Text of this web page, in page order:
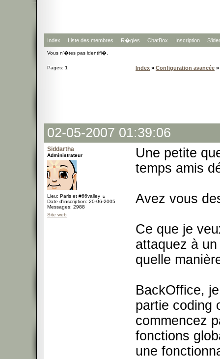
Index Liste des membres R�gles ChatBox Inscription
Vous n'�tes pas identifi�.
Pages: 1 Index » Configuration avancée
02-05-2007 01:39:06
Siddartha
Administrateur
Lieu: Paris et #66valley ☼
Date d'inscription: 20-06-2005
Messages: 2988
Site web
Une petite
temps amis
Avez vous
Ce que je
attaquez à
quelle
BackOffice,
partie coding
commencez
fonctions
une